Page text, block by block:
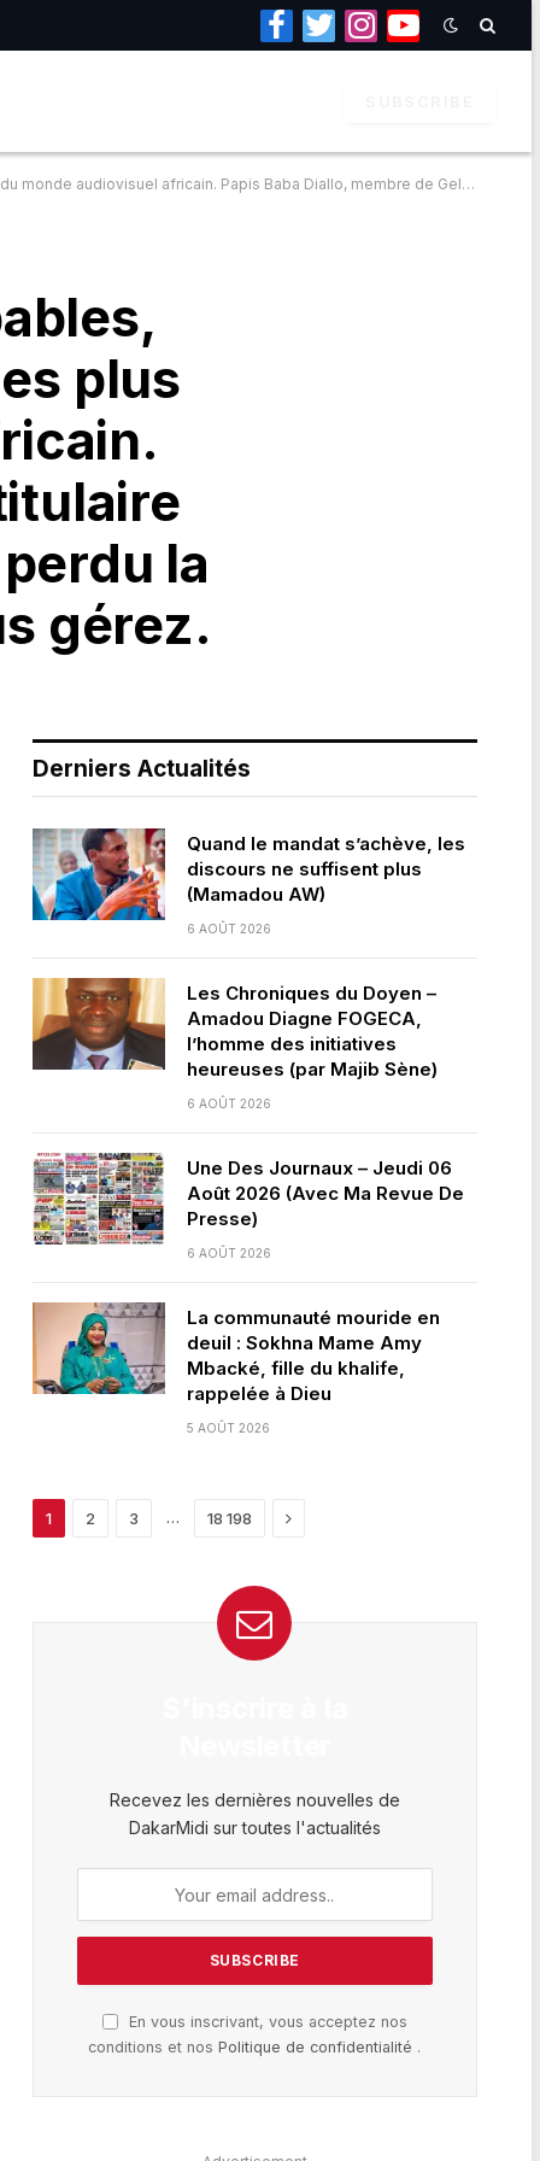
Facebook
TwitterInstagramYouTube
du prix de meilleur réalisateur africain, a perdu la vie ce 5 mai 2018 sur l’autoroute que vous gérez.
plus
la
gérez.
Derniers Actualités
Quand le mandat s’achève, les
discours ne suffisent plus
(Mamadou AW)
6 AOÛT 2026
Les Chroniques du Doyen –
Amadou Diagne FOGECA,
l’homme des initiatives
heureuses (par Majib Sène)
6 AOÛT 2026
Une Des Journaux – Jeudi 06
Août 2026 (Avec Ma Revue De
Presse)
6 AOÛT 2026
La communauté mouride en
deuil : Sokhna Mame Amy
Mbacké, fille du khalife,
rappelée à Dieu
5 AOÛT 2026
1 2 3 … 18 198 Next
Recevez les dernières nouvelles de
DakarMidi sur toutes l'actualités
En vous inscrivant, vous acceptez nos
conditions et nosPolitique de confidentialité .